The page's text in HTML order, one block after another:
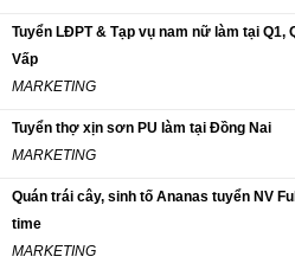
Tuyển LĐPT & Tạp vụ nam nữ làm tại Q1,
Vấp
MARKETING
Tuyển thợ xịn sơn PU làm tại Đồng Nai
MARKETING
Quán trái cây, sinh tố Ananas tuyển NV
time
MARKETING